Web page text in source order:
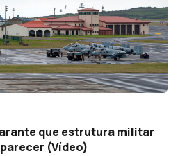
que estrutura militar
(Vídeo)